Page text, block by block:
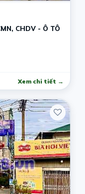
CHDV - Ô TÔ
Xem chi tiết →